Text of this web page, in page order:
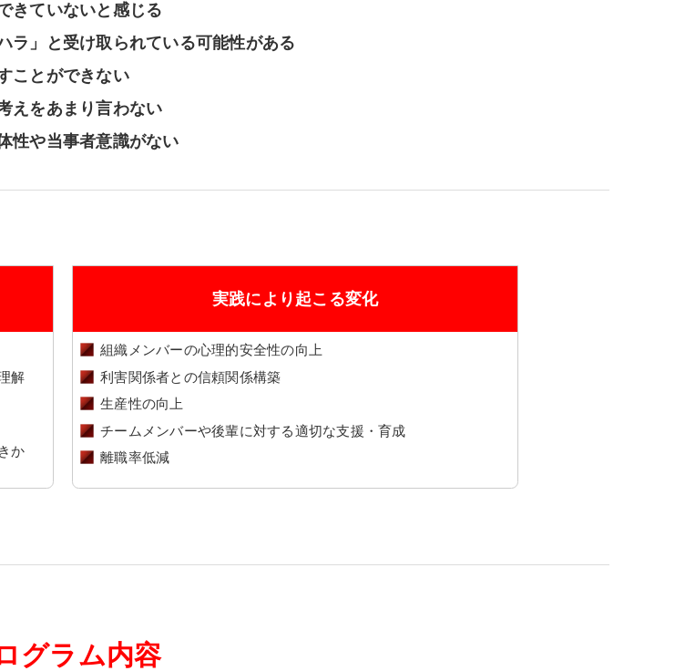
きていないと感じる
ラ」と受け取られている可能性がある
ことができない
えをあまり言わない
性や当事者意識がない
解
か
実践により起こる変化
組織メンバーの心理的安全性の向上
利害関係者との信頼関係構築
生産性の向上
チームメンバーや後輩に対する適切な支援・育成
離職率低減
グラム内容